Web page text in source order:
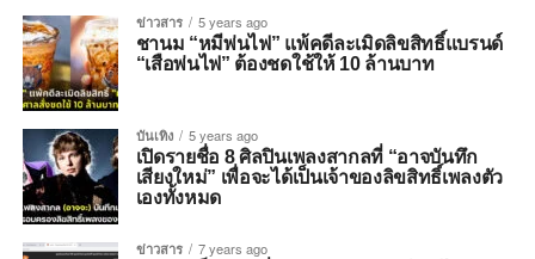
ข่าวสาร 5 years ago
ชานม “หมีพ่นไฟ” แพ้คดีละเมิดลิขสิทธิ์แบรนด์
“เสือพ่นไฟ” ต้องชดใช้ให้ 10 ล้านบาท
บันเทิง 5 years ago
เปิดรายชื่อ 8 ศิลปินเพลงสากลที่ “อาจบันทึก
เสียงใหม่” เพื่อจะได้เป็นเจ้าของลิขสิทธิ์เพลงตัว
เองทั้งหมด
ข่าวสาร 7 years ago